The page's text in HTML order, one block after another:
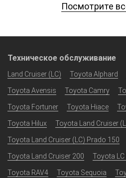
Посмотрите
Техническое обслуживание
Land Cruiser (LC) Toyota Alphard
Toyota Avensis Toyota Camry
Toyota Fortuner Toyota Hiace
Toyota Hilux Toyota Land Cruiser
Toyota Land Cruiser (LC) Prado 150
Toyota Land Cruiser 200 Toyota
Toyota RAV4 Toyota Sequoia